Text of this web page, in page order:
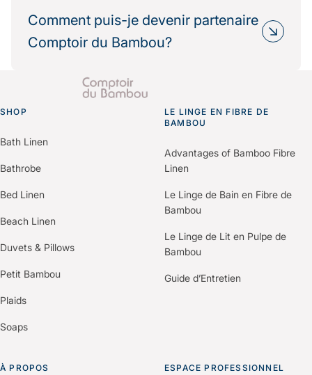
impact environnemental.
choisissent Comptoir du Bambou dans le cadre
de leur politique RSE.
Nous fournissons les informations
pour vos démarches de certification (Green Key,
Comment puis-je devenir partenaire
Comptoir du Bambou?
Il vous suffit de nous contacter via le formulaire
“Espace Professionnels” du site.
Un membre de notre équipe vous recontactera
pour comprendre vos besoins et construire une
offre personnalisée selon votre établissement.
SHOP
Bath Linen
Bathrobe
Bed Linen
Beach Linen
Duvets & Pillows
Petit Bambou
Plaids
Soaps
LE LINGE EN FIBRE DE
BAMBOU
Advantages of Bamboo Fibre
Linen
Le Linge de Bain en Fibre de
Bambou
Le Linge de Lit en Pulpe de
Bambou
Guide d’Entretien
À PROPOS ESPACE PROFESSIONNEL